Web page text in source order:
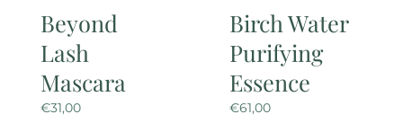
de
productpagina
Beyond
Lash
Mascara
€31,00
Birch Water
Purifying
Essence
€61,00